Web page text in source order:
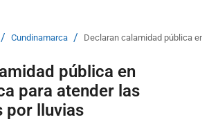
/ Cundinamarca / Declaran calamidad pública en
pública en
para atender las
por lluvias